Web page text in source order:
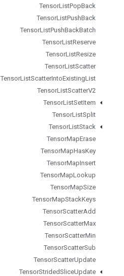
TensorListPopBack
TensorListPushBack
TensorListPushBackBatch
TensorListReserve
TensorListResize
TensorListScatter
TensorListScatterIntoExistingList
TensorListScatterV2
TensorListSetItem
TensorListSplit
TensorListStack
TensorMapErase
TensorMapHasKey
TensorMapInsert
TensorMapLookup
TensorMapSize
TensorMapStackKeys
TensorScatterAdd
TensorScatterMax
TensorScatterMin
TensorScatterSub
TensorScatterUpdate
TensorStridedSliceUpdate